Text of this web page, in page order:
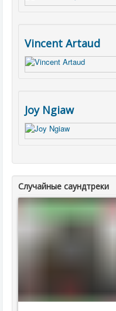
Vincent Artaud
Joy Ngiaw
Случайные саундтреки